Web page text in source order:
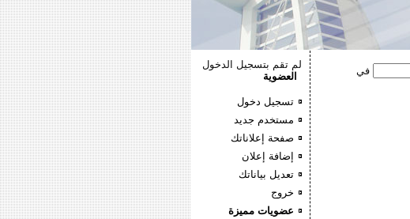
لم تقم بتسجيل الدخول
العضوية
تسجيل دخول
مستخدم جديد
صفحة إعلاناتك
إضافة إعلان
تعديل بياناتك
خروج
عضويات مميزة
في